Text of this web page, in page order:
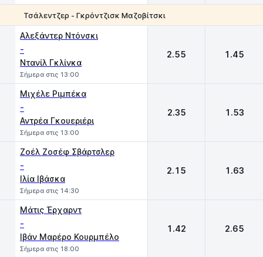
Τσάλεντζερ - Γκρόντζισκ Μαζοβίτσκι
Αλεξάντερ Ντόνσκι
-
Ντανίλ Γκλίνκα
Σήμερα στις 13:00
2.55 1.45
Μιχέλε Ριμπέκα
-
Αντρέα Γκουεριέρι
Σήμερα στις 13:00
2.35 1.53
Ζοέλ Ζοσέφ Σβάρτσλερ
-
Ιλία Ιβάσκα
Σήμερα στις 14:30
2.15 1.63
Μάτις Έρχαρντ
-
Ιβάν Μαρέρο Κουρμπέλο
Σήμερα στις 18:00
1.42 2.65